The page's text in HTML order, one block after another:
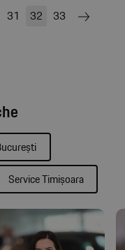
31 32 33
Service Timișoara